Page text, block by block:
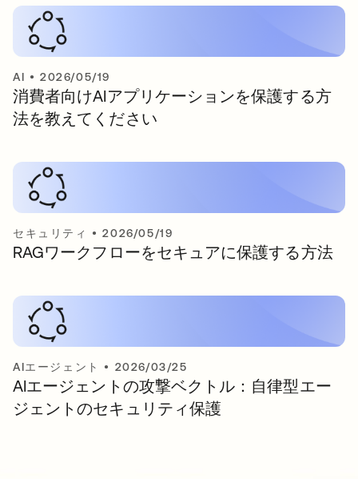
AI •2026/05/19
消費者向けAIアプリケーションを保護する方
法を教えてください
セキュリティ •2026/05/19
RAGワークフローをセキュアに保護する方法
AIエージェント • 2026/03/25
AIエージェントの攻撃ベクトル：自律型エー
ジェントのセキュリティ保護